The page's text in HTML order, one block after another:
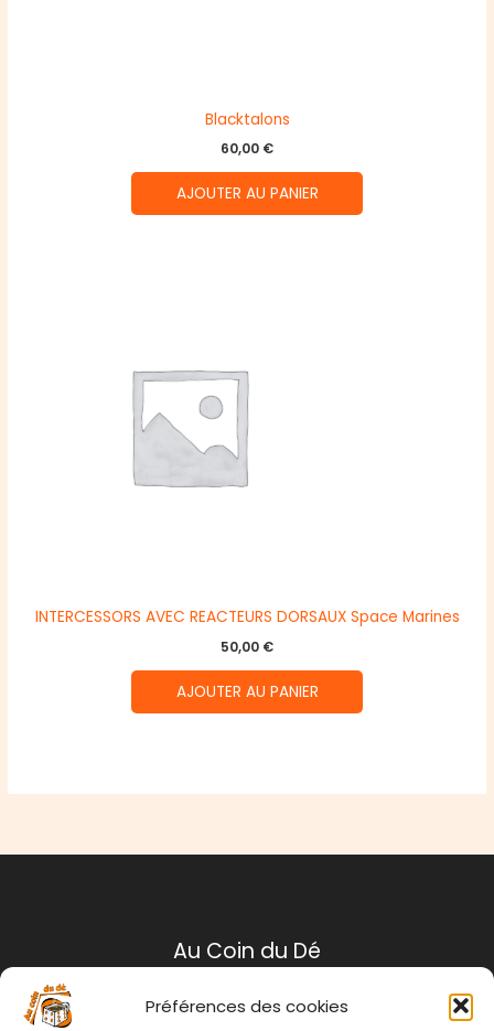
Préférences des cookies
Blacktalons
60,00 €
AJOUTER AU PANIER
INTERCESSORS AVEC REACTEURS DORSAUX Space Marines
50,00 €
AJOUTER AU PANIER
Au Coin du Dé